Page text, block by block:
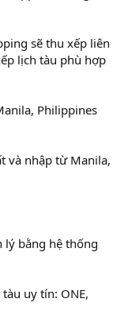
sẽ thu xếp liên
lịch tàu phù hợp
Philippines
và nhập từ Manila,
lý bằng hệ thống
uy tín: ONE,